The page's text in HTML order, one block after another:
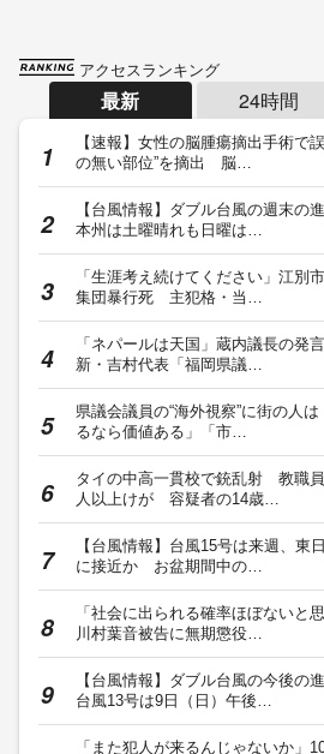
アクセスランキング
最新 24時間
【速報】女性の脳腫瘍摘出手術で
の無い部位”を摘出 脳…
【台風情報】ダブル台風の週末の
本州は土曜晴れも日曜は…
「生涯考え続けてください」江別
集団暴行死 主犯格・当…
「ネパールは天国」蔵内議長の
新・吉村代表「福岡県議…
県議会議員の“海外視察”に街の人
るなら価値ある」「市…
タイの中高一貫校で銃乱射 教職
人以上けが 容疑者の14歳…
【台風情報】台風15号は来週、東
に接近か お盆期間中の…
「社会に出られる確率ほぼないと
川村葉音被告に無期懲役…
【台風情報】ダブル台風の今後の
台風13号は9日（日）午後…
「また犯人が来るんじゃないか」